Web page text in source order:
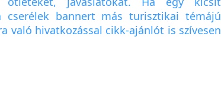
cserélek bannert más turisztikai témájú
való hivatkozással cikk-ajánlót is szívesen